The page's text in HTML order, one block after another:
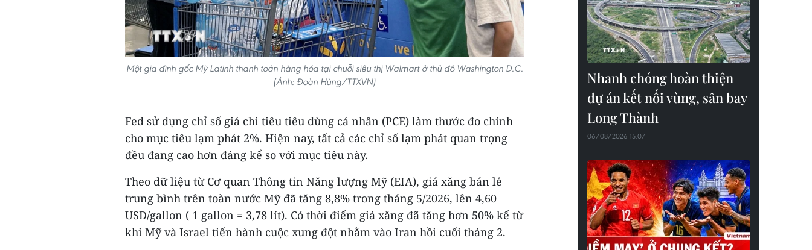
Một gia đình gốc Mỹ Latinh thanh toán hàng hóa tại chuỗi siêu thị Walmart ở thủ đô Washington D.C.
(Ảnh: Đoàn Hùng/TTXVN)
Fed sử dụng chỉ số giá chi tiêu tiêu dùng cá nhân (PCE) làm thước đo chính
cho mục tiêu lạm phát 2%. Hiện nay, tất cả các chỉ số lạm phát quan trọng
đều đang cao hơn đáng kể so với mục tiêu này.
Theo dữ liệu từ Cơ quan Thông tin Năng lượng Mỹ (EIA), giá xăng bán lẻ
trung bình trên toàn nước Mỹ đã tăng 8,8% trong tháng 5/2026, lên 4,60
USD/gallon ( 1 gallon = 3,78 lít). Có thời điểm giá xăng đã tăng hơn 50% kể từ
khi Mỹ và Israel tiến hành cuộc xung đột nhằm vào Iran hồi cuối tháng 2.
Nhanh chóng hoàn thiện
dự án kết nối vùng, sân bay
Long Thành
06/08/2026 15:07